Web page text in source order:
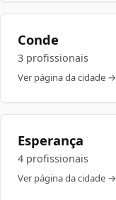
Conde
3 profissionais
Ver página da cidade →
Esperança
4 profissionais
Ver página da cidade →